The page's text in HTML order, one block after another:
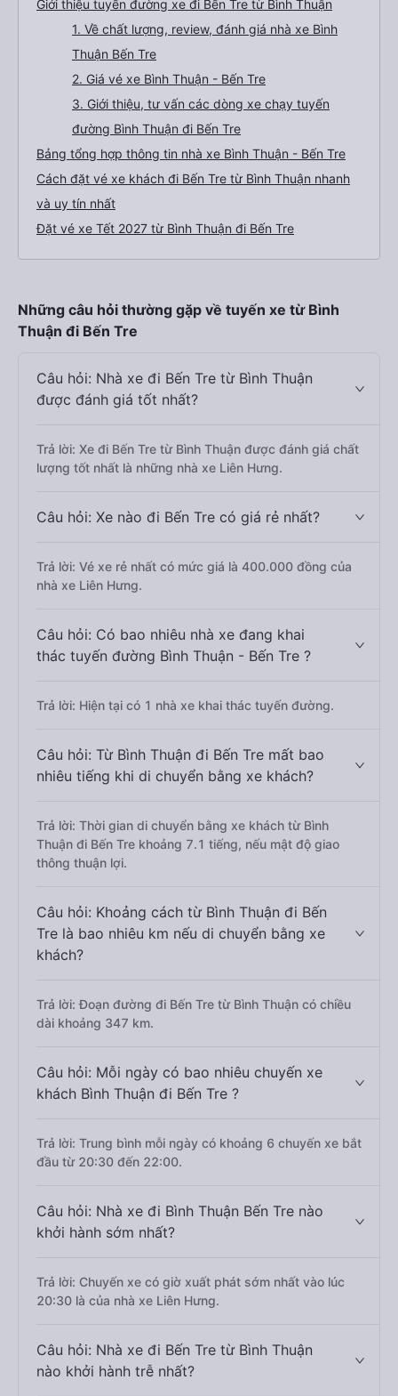
Giới thiệu tuyến đường xe đi Bến Tre từ Bình Thuận
1. Về chất lượng, review, đánh giá nhà xe Bình
Thuận Bến Tre
2. Giá vé xe Bình Thuận - Bến Tre
3. Giới thiệu, tư vấn các dòng xe chạy tuyến
đường Bình Thuận đi Bến Tre
Bảng tổng hợp thông tin nhà xe Bình Thuận - Bến Tre
Cách đặt vé xe khách đi Bến Tre từ Bình Thuận nhanh
và uy tín nhất
Đặt vé xe Tết 2027 từ Bình Thuận đi Bến Tre
Những câu hỏi thường gặp về tuyến xe từ Bình
Thuận đi Bến Tre
Câu hỏi: Nhà xe đi Bến Tre từ Bình Thuận
được đánh giá tốt nhất?
Trả lời: Xe đi Bến Tre từ Bình Thuận được đánh giá chất
lượng tốt nhất là những nhà xe Liên Hưng.
Câu hỏi: Xe nào đi Bến Tre có giá rẻ nhất?
Trả lời: Vé xe rẻ nhất có mức giá là 400.000 đồng của
nhà xe Liên Hưng.
Câu hỏi: Có bao nhiêu nhà xe đang khai
thác tuyến đường Bình Thuận - Bến Tre ?
Trả lời: Hiện tại có 1 nhà xe khai thác tuyến đường.
Câu hỏi: Từ Bình Thuận đi Bến Tre mất bao
nhiêu tiếng khi di chuyển bằng xe khách?
Trả lời: Thời gian di chuyển bằng xe khách từ Bình
Thuận đi Bến Tre khoảng 7.1 tiếng, nếu mật độ giao
thông thuận lợi.
Câu hỏi: Khoảng cách từ Bình Thuận đi Bến
Tre là bao nhiêu km nếu di chuyển bằng xe
khách?
Trả lời: Đoạn đường đi Bến Tre từ Bình Thuận có chiều
dài khoảng 347 km.
Câu hỏi: Mỗi ngày có bao nhiêu chuyến xe
khách Bình Thuận đi Bến Tre ?
Trả lời: Trung bình mỗi ngày có khoảng 6 chuyến xe bắt
đầu từ 20:30 đến 22:00.
Câu hỏi: Nhà xe đi Bình Thuận Bến Tre nào
khởi hành sớm nhất?
Trả lời: Chuyến xe có giờ xuất phát sớm nhất vào lúc
20:30 là của nhà xe Liên Hưng.
Câu hỏi: Nhà xe đi Bến Tre từ Bình Thuận
nào khởi hành trễ nhất?